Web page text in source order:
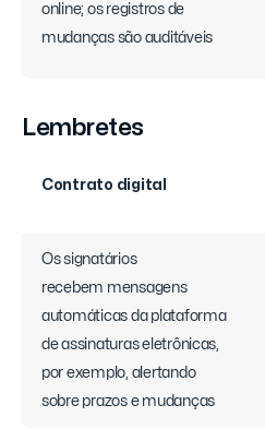
online; os registros de
mudanças são auditáveis
Lembretes
Contrato digital
Os signatários
recebem mensagens
automáticas da plataforma
de assinaturas eletrônicas,
por exemplo, alertando
sobre prazos e mudanças